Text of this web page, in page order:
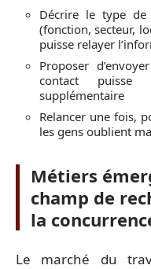
Décrire le type de
(fonction, secteur,
puisse relayer
Proposer
contact
supplémentaire
Relancer une fois,
les gens oublient
Métiers
champ de
la
Le marché du